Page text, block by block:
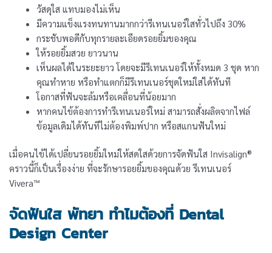
วัสดุใส แทบมองไม่เห็น
มีความแข็งแรงทนทานมากกว่ารีเทนเนอร์ใสทั่วไปถึง 30%
กระชับพอดีกับทุกรายละเอียดรอยยิ้มของคุณ
ให้รอยยิ้มสวย ยาวนาน
เห็นผลได้ในระยะยาว โดยจะมีรีเทนเนอร์ให้ทั้งหมด 3 ชุด หาก
คุณทำหาย หรือทำแตกก็มีรีเทนเนอร์ชุดใหม่ใส่ได้ทันที
โอกาสที่ฟันจะล้มหรือเคลื่อนที่น้อยมาก
หากคนไข้ต้องการทำรีเทนเนอร์ใหม่ สามารถสั่งผลิตจากไฟล์
ข้อมูลเดิมได้ทันทีไม่ต้องพิมพ์ปาก หรือสแกนฟันใหม่
เมื่อคนไข้ได้เปลี่ยนรอยยิ้มใหม่ให้สดใสด้วยการจัดฟันใส Invisalign®
คราวนี้ก็เป็นเรื่องง่าย ที่จะรักษารอยยิ้มของคุณด้วย รีเทนเนอร์
Vivera™
จัดฟันใส พัทยา ทำไมต้องที่ Dental
Design Center